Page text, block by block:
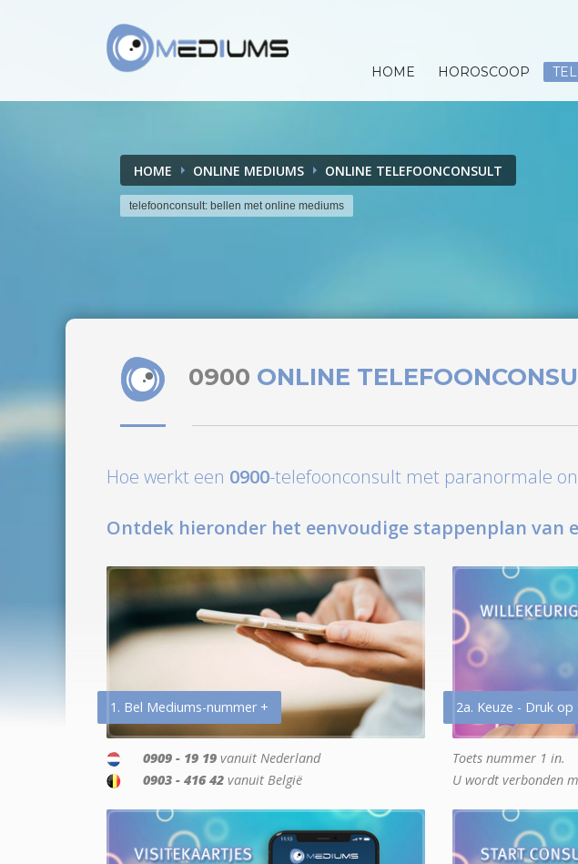
HOME HOROSCOOP
HOME ONLINE MEDIUMS ONLINE TELEFOONCONSULT
telefoonconsult: bellen met online mediums
0900 ONLINE
Hoe werkt een 0900-telefoonconsult met paranormale
Ontdek hieronder het eenvoudige stappenplan
1. Bel Mediums-nummer +
0909 - 19 19 vanuit Nederland
0903 - 416 42 vanuit België
2a. Keuze - Druk
Toets nummer 1 in.
U wordt verbonden